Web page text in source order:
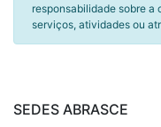
responsabilidade sobre
serviços, atividades ou
SEDES ABRASCE